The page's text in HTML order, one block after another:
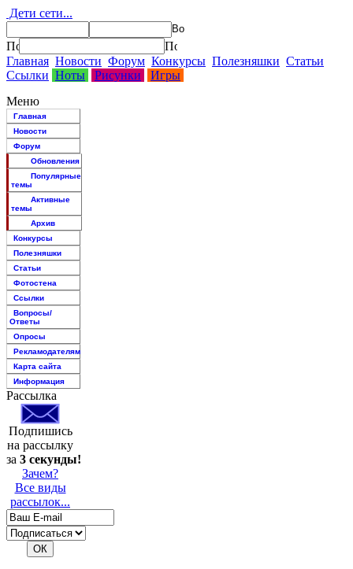
Дети сети...
Главная Новости Форум Конкурсы Полезняшки Статьи
Ссылки Ноты Рисунки
Игры
Меню
Главная
Новости
Форум
Обновления
Популярные
темы
Активные
темы
Архив
Конкурсы
Полезняшки
Статьи
Фотостена
Ссылки
Вопросы/
Ответы
Опросы
Рекламодателям
Карта сайта
Информация
Рассылка
Подпишись
на рассылку
за 3 секунды!
Зачем?
Все виды
рассылок...